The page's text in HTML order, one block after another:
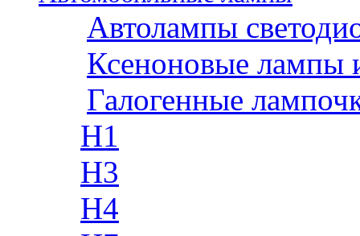
Автолампы
Ксеноновые лампы
Галогенные
H1
H3
H4